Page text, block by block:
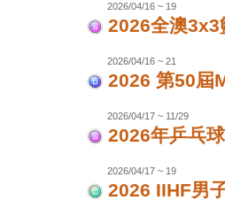
2026/04/16 ~ 19
2026全澳3x3
2026/04/16 ~ 21
2026 第50屆
2026/04/17 ~ 11/29
2026年乒乓
2026/04/17 ~ 19
2026 IIHF男